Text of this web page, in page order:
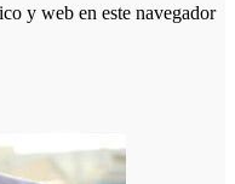
y web en este navegador